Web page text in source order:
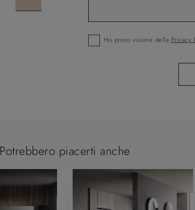
Ho preso visione della Privacy
Potrebbero piacerti anche